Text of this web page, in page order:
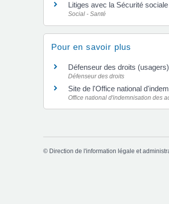
Litiges avec la Sécurité sociale
Social - Santé
Pour en savoir plus
Défenseur des droits
Défenseur des droits
Site de l'Office national
Office national d'indemnisation des
© Direction de l'information légale et